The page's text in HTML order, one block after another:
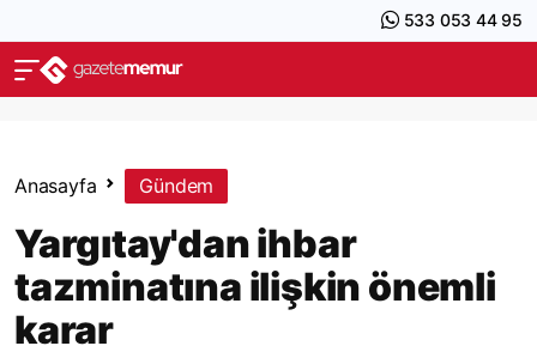
533 053 44 95
Anasayfa Gündem
Yargıtay'dan ihbar
tazminatına ilişkin önemli
karar